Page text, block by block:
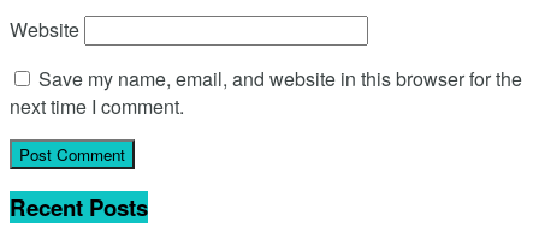
Website
Save my name, email, and website in this browser for the
next time I comment.
Recent Posts